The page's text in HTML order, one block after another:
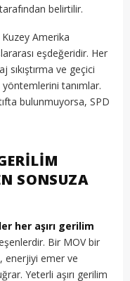
belirtilir.
Amerika
eşdeğeridir. Her
sıkıştırma ve geçici
yöntemlerini tanımlar.
bulunmuyorsa, SPD
SONSUZA
her aşırı gerilim
Bir MOV bir
enerjiyi emer ve
Yeterli aşırı gerilim